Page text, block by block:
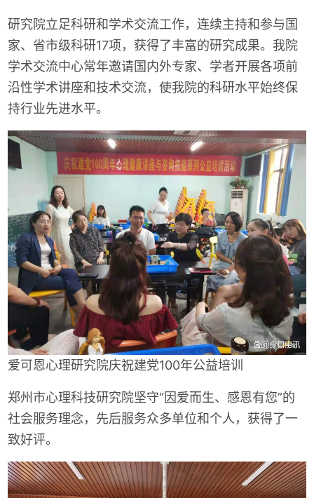
研究院立足科研和学术交流工作，连续主持和参与国
家、省市级科研17项，获得了丰富的研究成果。我院
学术交流中心常年邀请国内外专家、学者开展各项前
沿性学术讲座和技术交流，使我院的科研水平始终保
持行业先进水平。
爱可恩心理研究院庆祝建党100年公益培训
郑州市心理科技研究院坚守“因爱而生、感恩有您”的
社会服务理念，先后服务众多单位和个人，获得了一
致好评。